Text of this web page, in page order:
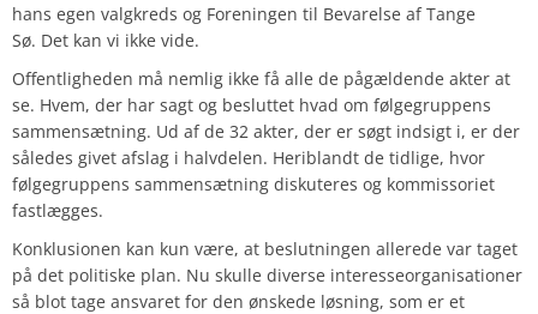
hans egen valgkreds og Foreningen til Bevarelse af Tange
Sø. Det kan vi ikke vide.
Offentligheden må nemlig ikke få alle de pågældende akter at
se. Hvem, der har sagt og besluttet hvad om følgegruppens
sammensætning. Ud af de 32 akter, der er søgt indsigt i, er der
således givet afslag i halvdelen. Heriblandt de tidlige, hvor
følgegruppens sammensætning diskuteres og kommissoriet
fastlægges.
Konklusionen kan kun være, at beslutningen allerede var taget
på det politiske plan. Nu skulle diverse interesseorganisationer
så blot tage ansvaret for den ønskede løsning, som er et